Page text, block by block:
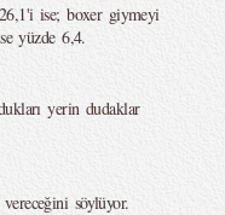
ise; boxer giymeyi
yüzde 6,4.
yerin dudaklar
söylüyor.